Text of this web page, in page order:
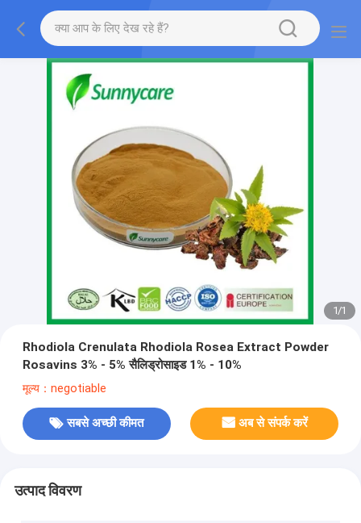
1/1
Rhodiola Crenulata Rhodiola Rosea Extract Powder
Rosavins 3% - 5% सैलिड्रोसाइड 1% - 10%
मूल्य：negotiable
सबसे अच्छी कीमत अब से संपर्क करें
उत्पाद विवरण